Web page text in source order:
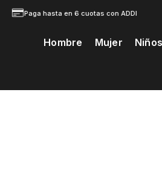
Paga hasta en 6 cuotas con ADDI
Hombre Mujer Niños